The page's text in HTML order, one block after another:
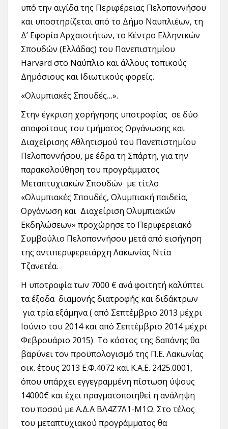
υπό την αιγίδα της Περιφέρειας Πελοποννήσου
και υποστηρίζεται από το Δήμο Ναυπλιέων, τη
Δ’ Εφορία Αρχαιοτήτων, το Κέντρο Ελληνικών
Σπουδών (Ελλάδας) του Πανεπιστημίου
Harvard στο Ναύπλιο και άλλους τοπικούς
Δημόσιους και Ιδιωτικούς φορείς.
«Ολυμπιακές Σπουδές…».
Στην έγκριση χορήγησης υποτροφίας σε δύο
αποφοίτους του τμήματος Οργάνωσης και
Διαχείρισης Αθλητισμού του Πανεπιστημίου
Πελοποννήσου, με έδρα τη Σπάρτη, για την
παρακολούθηση του προγράμματος
Μεταπτυχιακών Σπουδών με τίτλο
«Ολυμπιακές Σπουδές, Ολυμπιακή παιδεία,
Οργάνωση και Διαχείριση Ολυμπιακών
Εκδηλώσεων» προχώρησε το Περιφερειακό
Συμβούλιο Πελοποννήσου μετά από εισήγηση
της αντιπεριφερειάρχη Λακωνίας Ντία
Τζανετέα.
Η υποτροφία των 7000 € ανά φοιτητή καλύπτει
τα έξοδα διαμονής διατροφής και διδάκτρων
για τρία εξάμηνα ( από Σεπτέμβριο 2013 μέχρι
Ιούνιο του 2014 και από Σεπτέμβριο 2014 μέχρι
Φεβρουάριο 2015) Το κόστος της δαπάνης θα
βαρύνει τον προϋπολογισμό της Π.Ε. Λακωνίας
οικ. έτους 2013 Ε.Φ.4072 και Κ.Α.Ε. 2425.0001,
όπου υπάρχει εγγεγραμμένη πίστωση ύψους
14000€ και έχει πραγματοποιηθεί η ανάληψη
του ποσού με Α.Δ.Α ΒΛ4Ζ7Λ1-Μ1Ω. Στο τέλος
του μεταπτυχιακού προγράμματος θα